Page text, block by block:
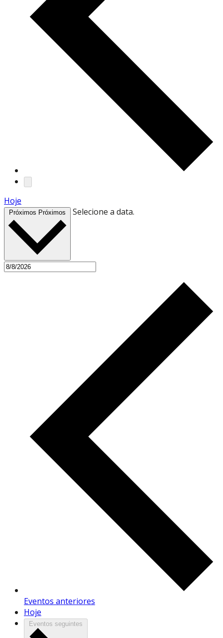
Hoje
Próximos Próximos Selecione a data.
Eventos anteriores
Hoje
Eventos seguintes